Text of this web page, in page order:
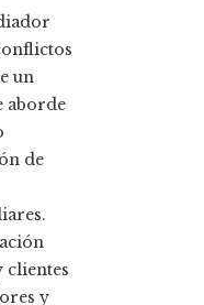
un
aborde
de
clientes
y